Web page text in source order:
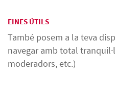
EINES ÚTILS
També posem a la teva
navegar amb total
moderadors, etc.)